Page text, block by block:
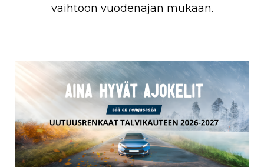
vaihtoon vuodenajan mukaan.